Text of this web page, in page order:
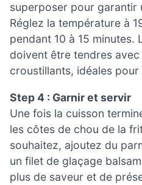
superposer pour garantir
Réglez la température à
pendant 10 à 15 minutes.
doivent être tendres
croustillants, idéales
Step 4 : Garnir et servir
Une fois la cuisson
les côtes de chou de la
souhaitez, ajoutez du
un filet de glaçage
plus de saveur et de